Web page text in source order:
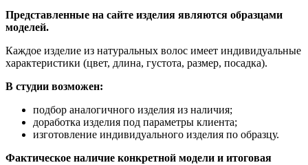
Представленные на сайте изделия являются образцами
моделей.
Каждое изделие из натуральных волос имеет индивидуальные
характеристики (цвет, длина, густота, размер, посадка).
В студии возможен:
подбор аналогичного изделия из наличия;
доработка изделия под параметры клиента;
изготовление индивидуального изделия по образцу.
Фактическое наличие конкретной модели и итоговая